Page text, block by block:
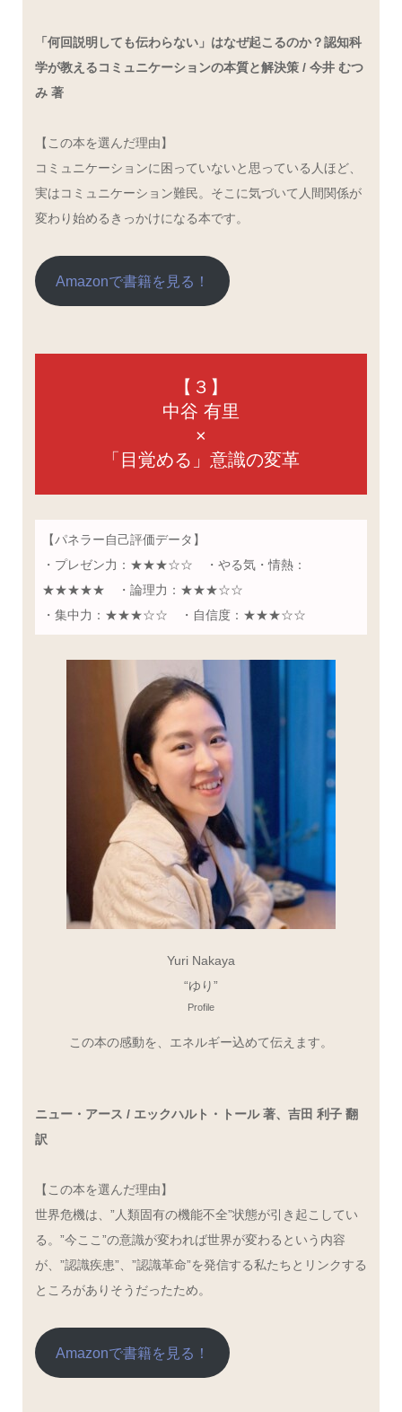
「何回説明しても伝わらない」はなぜ起こるのか？認知科
学が教えるコミュニケーションの本質と解決策 / 今井 むつ
み 著
【この本を選んだ理由】
コミュニケーションに困っていないと思っている人ほど、
実はコミュニケーション難民。そこに気づいて人間関係が
変わり始めるきっかけになる本です。
Amazonで書籍を見る！
【３】
中谷 有里
×
「目覚める」意識の変革
【パネラー自己評価データ】
・プレゼン力：★★★☆☆ ・やる気・情熱：
★★★★★ ・論理力：★★★☆☆
・集中力：★★★☆☆ ・自信度：★★★☆☆
Yuri Nakaya
“ゆり”
Profile
この本の感動を、エネルギー込めて伝えます。
ニュー・アース / エックハルト・トール 著、吉田 利子 翻
訳
【この本を選んだ理由】
世界危機は、”人類固有の機能不全”状態が引き起こしてい
る。”今ここ”の意識が変われば世界が変わるという内容
が、”認識疾患”、”認識革命”を発信する私たちとリンクする
ところがありそうだったため。
Amazonで書籍を見る！